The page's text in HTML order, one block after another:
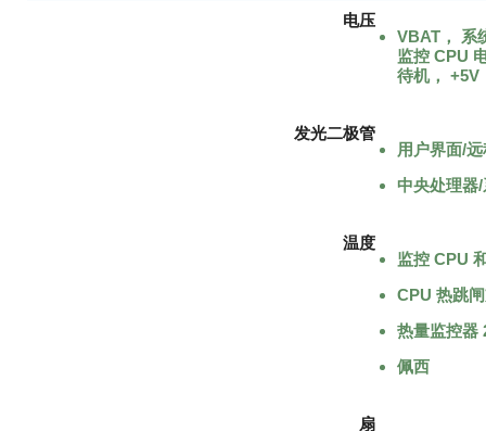
电压
VBAT， 系
监控 CPU
待机， +5V
发光二极管
用户界面/
中央处理器
温度
监控 CPU
CPU 热跳
热量监控器
佩西
扇